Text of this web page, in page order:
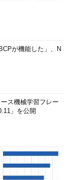
が機能した」、N
ス機械学習フレー
」を公開